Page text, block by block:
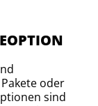
oder
sind